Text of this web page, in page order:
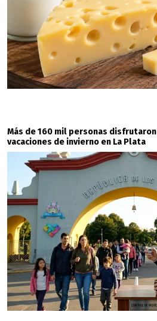
Más de 160 mil personas
vacaciones de invierno en La Plata